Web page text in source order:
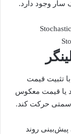
تثبیت قیمت
یا قیمت معکوس
سمتی حرکت کند.
پیش‌بینی روند